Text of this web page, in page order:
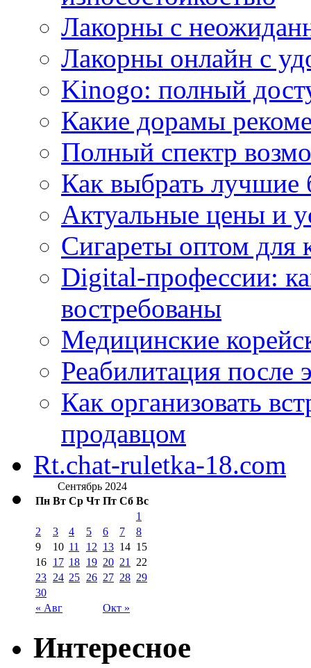
Лакорны с
Лакорны онлайн с
Kinogo: полный
Какие дорамы
Полный спектр
Как выбрать
Актуальные цены и
Сигареты оптом для
Digital-профессии:
востребованы
Медицинские
Реабилитация после
Как организовать
продавцом
Rt.chat-ruletka-18.com
Сентябрь 2024
Пн Вт Ср Чт Пт Сб Вс
« Авг Окт »
1
2
3 4 5 6 7
8
9
10 11 12 13 14 15
16 17 18 19 20 21
22
23 24 25 26 27 28 29
30
Интересное